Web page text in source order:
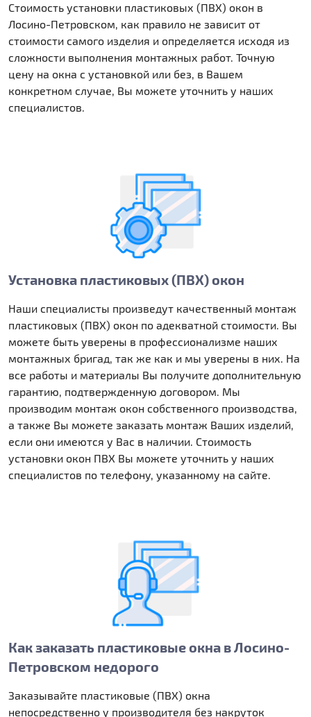
Стоимость установки пластиковых (ПВХ) окон в
Лосино-Петровском, как правило не зависит от
стоимости самого изделия и определяется исходя из
сложности выполнения монтажных работ. Точную
цену на окна с установкой или без, в Вашем
конкретном случае, Вы можете уточнить у наших
специалистов.
Установка пластиковых (ПВХ) окон
Наши специалисты произведут качественный монтаж
пластиковых (ПВХ) окон по адекватной стоимости. Вы
можете быть уверены в профессионализме наших
монтажных бригад, так же как и мы уверены в них. На
все работы и материалы Вы получите дополнительную
гарантию, подтвержденную договором. Мы
производим монтаж окон собственного производства,
а также Вы можете заказать монтаж Ваших изделий,
если они имеются у Вас в наличии. Стоимость
установки окон ПВХ Вы можете уточнить у наших
специалистов по телефону, указанному на сайте.
Как заказать пластиковые окна в Лосино-
Петровском недорого
Заказывайте пластиковые (ПВХ) окна
непосредственно у производителя без накруток